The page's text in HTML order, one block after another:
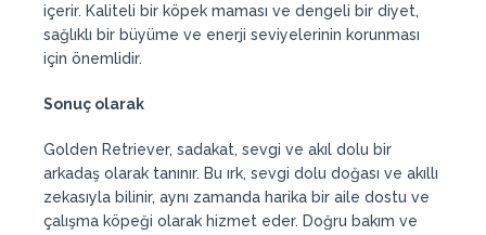
içerir. Kaliteli bir köpek maması ve dengeli bir diyet,
sağlıklı bir büyüme ve enerji seviyelerinin korunması
için önemlidir.
Sonuç olarak
Golden Retriever, sadakat, sevgi ve akıl dolu bir
arkadaş olarak tanınır. Bu ırk, sevgi dolu doğası ve akıllı
zekasıyla bilinir, aynı zamanda harika bir aile dostu ve
çalışma köpeği olarak hizmet eder. Doğru bakım ve